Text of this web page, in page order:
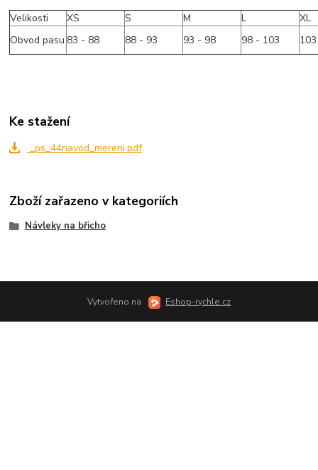
Velikosti
XS S M L
XL
Obvod pasu 83 - 88 88 - 93 93 - 98 98 - 103
Ke stažení
_ps_44navod_mereni.pdf
Zboží zařazeno v kategoriích
Návleky na břicho
Vytvořeno na Eshop-rychle.cz